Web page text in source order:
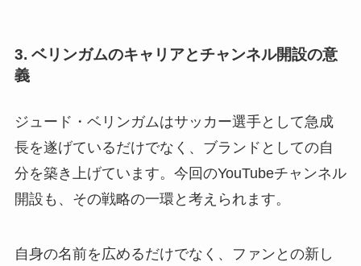
3. ベリンガムのキャリアとチャンネル開設の意
義
ジュード・ベリンガムはサッカー選手として急成
長を遂げているだけでなく、ブランドとしての自
分を築き上げています。今回のYouTubeチャンネル
開設も、その戦略の一環と考えられます。
自身の名前を広めるだけでなく、ファンとの新し